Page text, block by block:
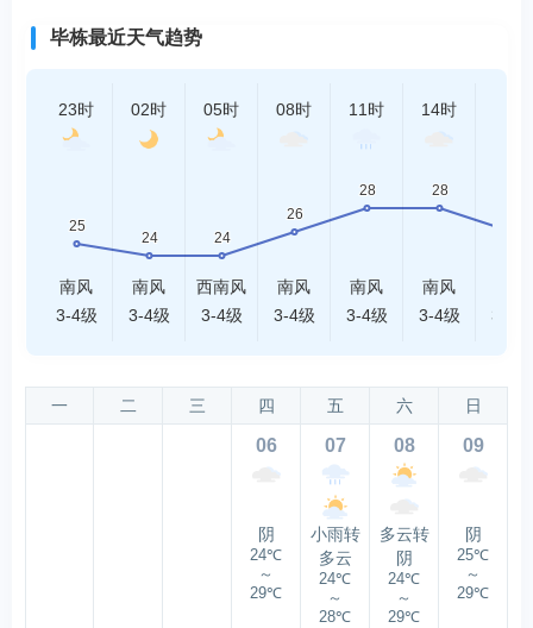
毕栋最近天气趋势
23时
南风
3-4级
02时
南风
3-4级
05时
西南风
3-4级
08时
南风
3-4级
11时
南风
3-4级
14时
南风
3-4级
3-4级
一 二 三 四 五 六 日
06
阴
24℃
～
29℃
07
小雨转
多云
24℃
～
28℃
08
多云转
阴
24℃
～
29℃
09
阴
25℃
～
29℃